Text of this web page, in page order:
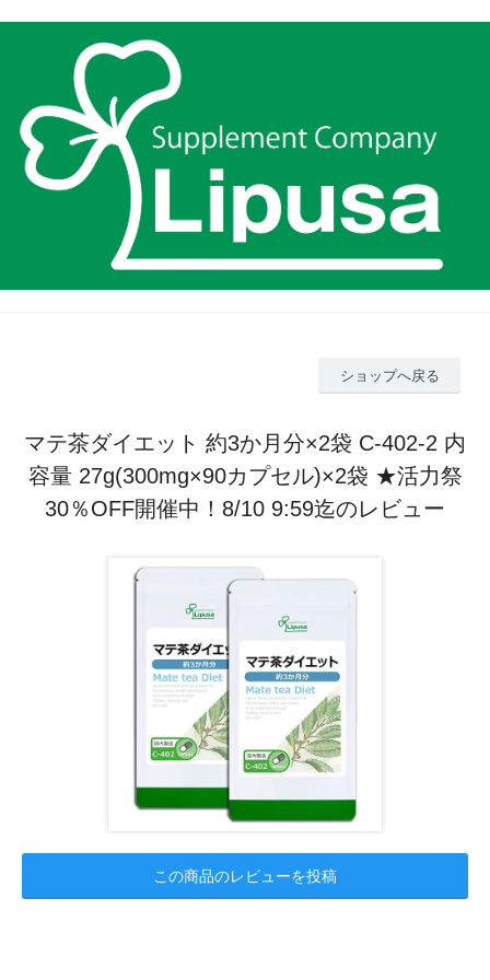
ショップへ戻る
マテ茶ダイエット 約3か月分×2袋 C-402-2 内
容量 27g(300mg×90カプセル)×2袋 ★活力祭
30％OFF開催中！8/10 9:59迄のレビュー
この商品のレビューを投稿